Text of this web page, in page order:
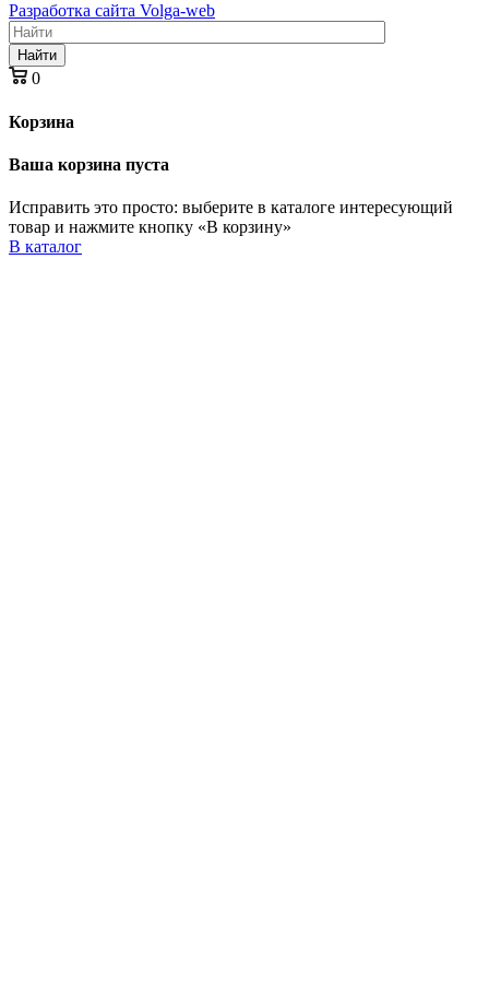
Разработка сайта Volga-web
Найти
0
Корзина
Ваша корзина пуста
Исправить это просто: выберите в каталоге интересующий
товар и нажмите кнопку «В корзину»
В каталог